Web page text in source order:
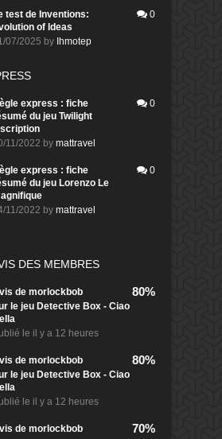
test de Inventions:
of Ideas
07/2025 by Ihmotep
0
express : fiche
du jeu Twilight
11/2022 by mattravel
0
express : fiche
du jeu Lorenzo Le
11/2022 by mattravel
0
DES MEMBRES
de morlockbob
le jeu Detective Box - Ciao
le il y a 12 heures
80%
de morlockbob
le jeu Detective Box - Ciao
le il y a 12 heures
80%
de morlockbob
70%